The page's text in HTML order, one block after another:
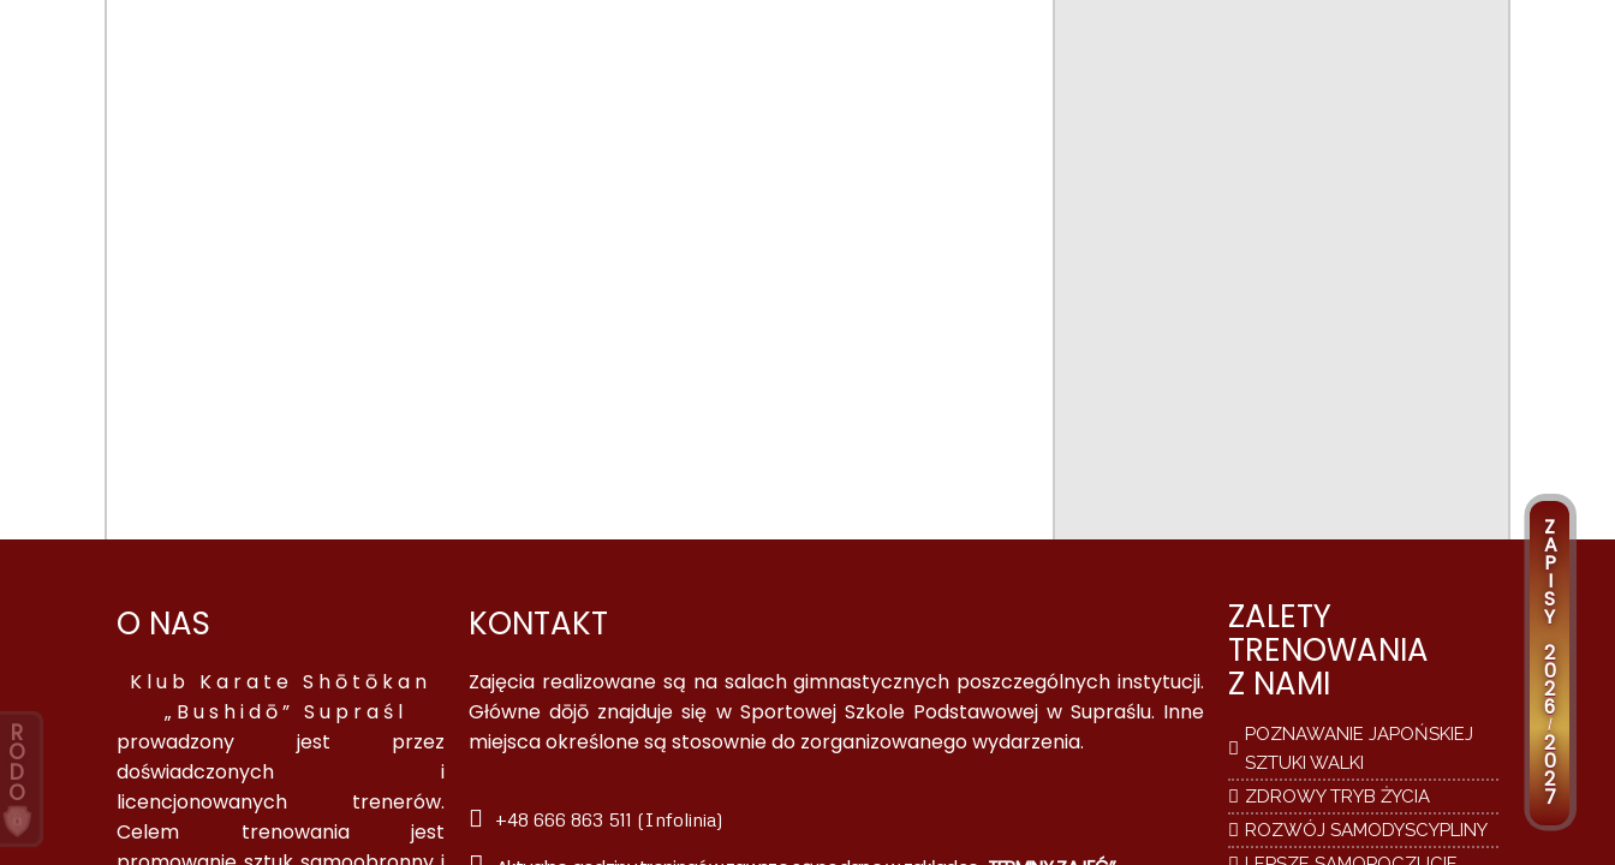
Z
A
P
I
S
Y
2
0
2
6
/
2
0
2
7
R
O
D
O
O NAS
Klub Karate Shōtōkan
„Bushidō” Supraśl
prowadzony jest przez
doświadczonych i
licencjonowanych trenerów.
Celem trenowania jest
KONTAKT
Zajęcia realizowane są na salach gimnastycznych poszczególnych instytucji.
Główne dōjō znajduje się w Sportowej Szkole Podstawowej w Supraślu. Inne
miejsca określone są stosownie do zorganizowanego wydarzenia.
+48 666 863 511 (Infolinia)
ZALETY
TRENOWANIA
Z NAMI
POZNAWANIE JAPOŃSKIEJ
SZTUKI WALKI
ZDROWY TRYB ŻYCIA
ROZWÓJ SAMODYSCYPLINY